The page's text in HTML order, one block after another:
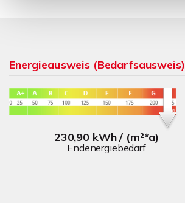
Energieausweis (Bedarfsausweis)
230,90 kWh / (m²*a)
Endenergiebedarf